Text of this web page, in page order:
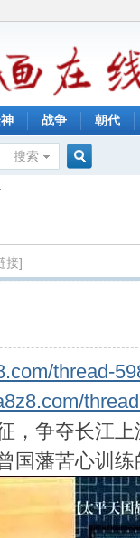
战争 朝代
搜索
接]
thread-
，争夺长江
国藩苦心训